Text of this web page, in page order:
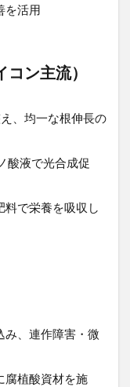
を活用
ン主流）
、均一な根伸長の
酸液で光合成促
料で栄養を吸収し
み、連作障害・微
腐植酸資材を施